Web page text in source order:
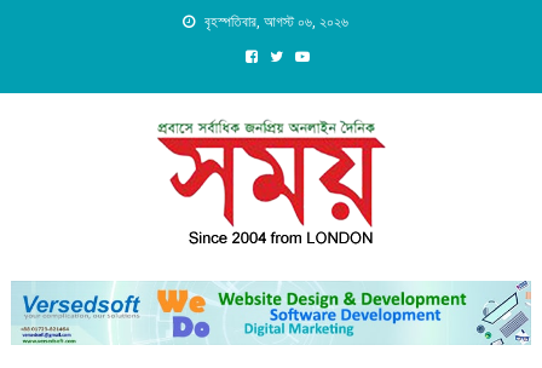
বৃহস্পতিবার, আগস্ট ০৬, ২০২৬
Daily Shomoy, Since 2004
from LONDON